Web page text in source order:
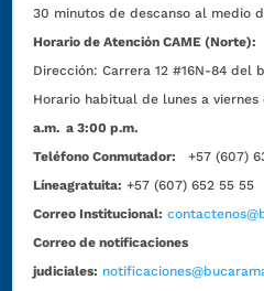
30 minutos de descanso al medio
Horario de Atención CAME (Norte):
Dirección:Carrera 12 #16N-84 del
Horario habitual de lunes a viernes
a.m. a 3:00 p.m.
Teléfono Conmutador:
+57 (607)
Líneagratuita: +57 (607) 652 55 55
Correo Institucional:
Correo de notificaciones
judiciales: